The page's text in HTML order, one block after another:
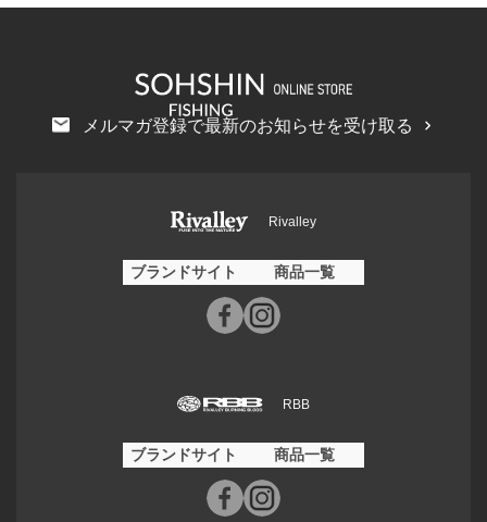
メルマガ登録で最新のお知らせを受け取る
Rivalley
ブランドサイト 商品一覧
RBB
ブランドサイト 商品一覧